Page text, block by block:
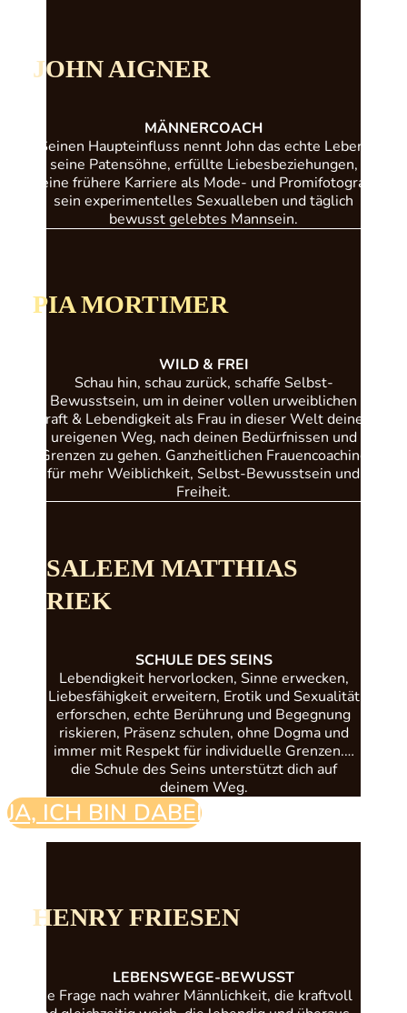
JOHN AIGNER
MÄNNERCOACH
Seinen Haupteinfluss nennt John das echte Leben:
seine Patensöhne, erfüllte Liebesbeziehungen,
seine frühere Karriere als Mode- und Promifotograf,
sein experimentelles Sexualleben und täglich
bewusst gelebtes Mannsein.
PIA MORTIMER
WILD & FREI
Schau hin, schau zurück, schaffe Selbst-
Bewusstsein, um in deiner vollen urweiblichen
Kraft & Lebendigkeit als Frau in dieser Welt deinen
ureigenen Weg, nach deinen Bedürfnissen und
Grenzen zu gehen. Ganzheitlichen Frauencoaching
für mehr Weiblichkeit, Selbst-Bewusstsein und
Freiheit.
SALEEM MATTHIAS
RIEK
SCHULE DES SEINS
Lebendigkeit hervorlocken, Sinne erwecken,
Liebesfähigkeit erweitern, Erotik und Sexualität
erforschen, echte Berührung und Begegnung
riskieren, Präsenz schulen, ohne Dogma und
immer mit Respekt für individuelle Grenzen.…
die Schule des Seins unterstützt dich auf
deinem Weg.
JA, ICH BIN DABEI!
HENRY FRIESEN
LEBENSWEGE-BEWUSST
Die Frage nach wahrer Männlichkeit, die kraftvoll